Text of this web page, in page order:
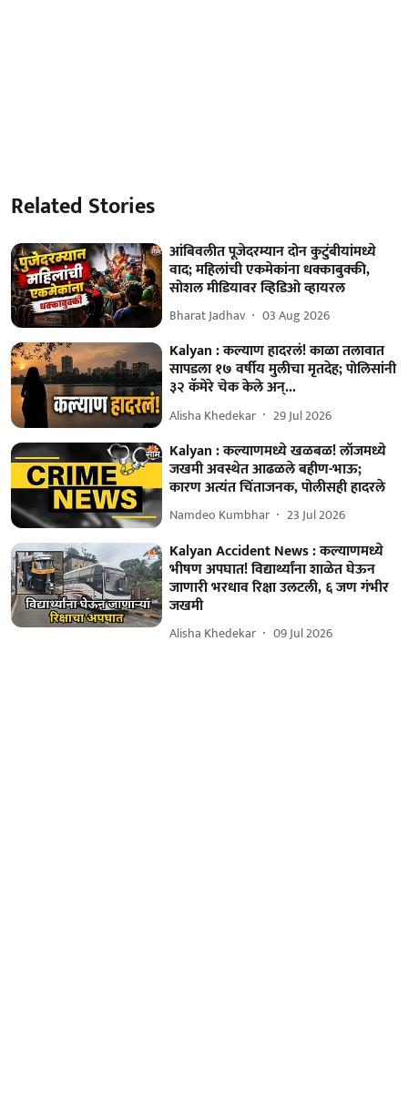
Related Stories
आंबिवलीत पूजेदरम्यान दोन कुटुंबीयांमध्ये
वाद; महिलांची एकमेकांना धक्काबुक्की,
सोशल मीडियावर व्हिडिओ व्हायरल
Bharat Jadhav 03 Aug 2026
Kalyan : कल्याण हादरलं! काळा तलावात
सापडला १७ वर्षीय मुलीचा मृतदेह; पोलिसांनी
३२ कॅमेरे चेक केले अन्...
Alisha Khedekar 29 Jul 2026
Kalyan : कल्याणमध्ये खळबळ! लॉजमध्ये
जखमी अवस्थेत आढळले बहीण-भाऊ;
कारण अत्यंत चिंताजनक, पोलीसही हादरले
Namdeo Kumbhar 23 Jul 2026
Kalyan Accident News : कल्याणमध्ये
भीषण अपघात! विद्यार्थ्यांना शाळेत घेऊन
जाणारी भरधाव रिक्षा उलटली, ६ जण गंभीर
जखमी
Alisha Khedekar 09 Jul 2026